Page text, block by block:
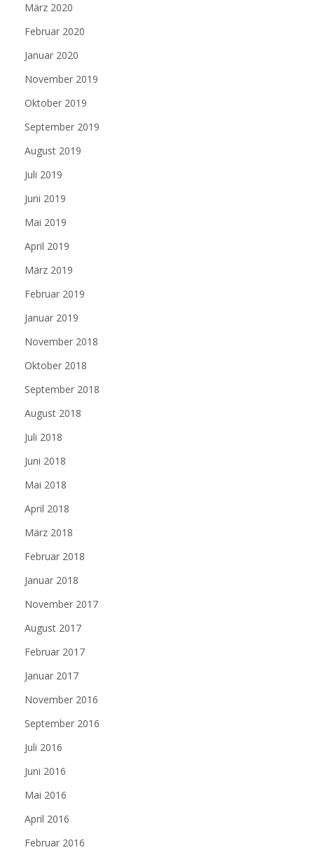
März 2020
Februar 2020
Januar 2020
November 2019
Oktober 2019
September 2019
August 2019
Juli 2019
Juni 2019
Mai 2019
April 2019
März 2019
Februar 2019
Januar 2019
November 2018
Oktober 2018
September 2018
August 2018
Juli 2018
Juni 2018
Mai 2018
April 2018
März 2018
Februar 2018
Januar 2018
November 2017
August 2017
Februar 2017
Januar 2017
November 2016
September 2016
Juli 2016
Juni 2016
Mai 2016
April 2016
Februar 2016